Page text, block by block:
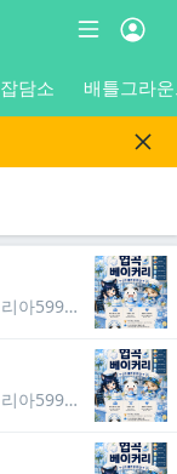
잡담소 배틀그라
거인의_릴리아5994867037981
거인의_릴리아5994867037981